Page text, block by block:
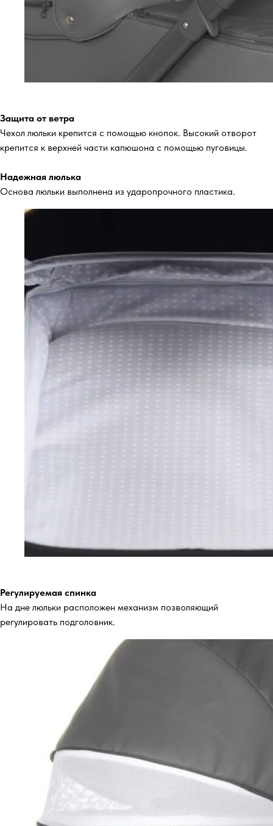
Защита от ветра
Чехол люльки крепится с помощью кнопок. Высокий отворот
крепится к верхней части капюшона с помощью пуговицы.
Надежная люлька
Основа люльки выполнена из ударопрочного пластика.
Регулируемая спинка
На дне люльки расположен механизм позволяющий
регулировать подголовник.